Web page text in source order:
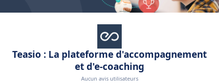
Teasio : La plateforme d'accompagnement
et d'e-coaching
Aucun avis utilisateurs